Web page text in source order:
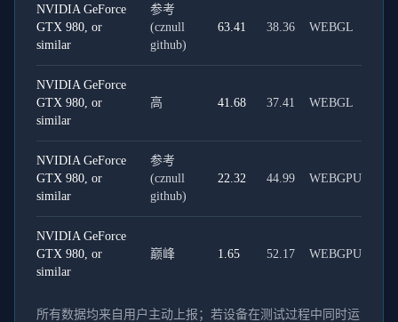
NVIDIA GeForce
GTX 980, or
similar
参考
(cznull
github)
63.41 38.36 WEBGL
NVIDIA GeForce
GTX 980, or
similar
高 41.68 37.41 WEBGL
NVIDIA GeForce
GTX 980, or
similar
参考
(cznull
github)
22.32 44.99 WEBGPU
NVIDIA GeForce
GTX 980, or
similar
巅峰 1.65 52.17 WEBGPU
所有数据均来自用户主动上报；若设备在测试过程中同时运